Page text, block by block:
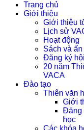
Trang chủ
Giới thiệu
Giới thiệu
Lịch sử
Hoạt động
Sách và
Đăng ký
20 năm
VACA
Đào tạo
Thiên văn
Giới
Đăng
học
Các khóa